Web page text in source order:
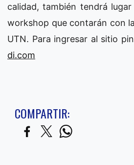
calidad, también tendrá
workshop que contarán con
UTN. Para ingresar al sitio
di.com
COMPARTIR: